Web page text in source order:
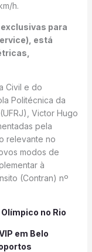
h.
para
está
Civil e do
Politécnica da
Victor Hugo
pela
relevante no
modos de
à
(Contran) nº
no Rio
em Belo